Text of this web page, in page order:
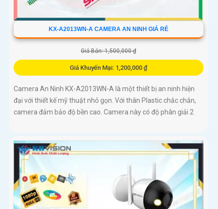
KX-A2013WN-A CAMERA AN NINH GIÁ RẺ
Giá Bán: 1,500,000 ₫
Giá Khuyến Mại: 1,200,000 ₫
Camera An Ninh KX-A2013WN-A là một thiết bị an ninh hiện
đại với thiết kế mỹ thuật nhỏ gọn. Với thân Plastic chắc chắn,
camera đảm bảo độ bền cao. Camera này có độ phân giải 2